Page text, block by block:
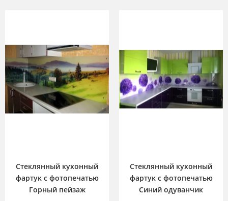
Стеклянный кухонный
фартук с фотопечатью
Горный пейзаж
Стеклянный кухонный
фартук с фотопечатью
Синий одуванчик